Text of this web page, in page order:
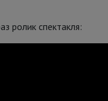
ролик спектакля: